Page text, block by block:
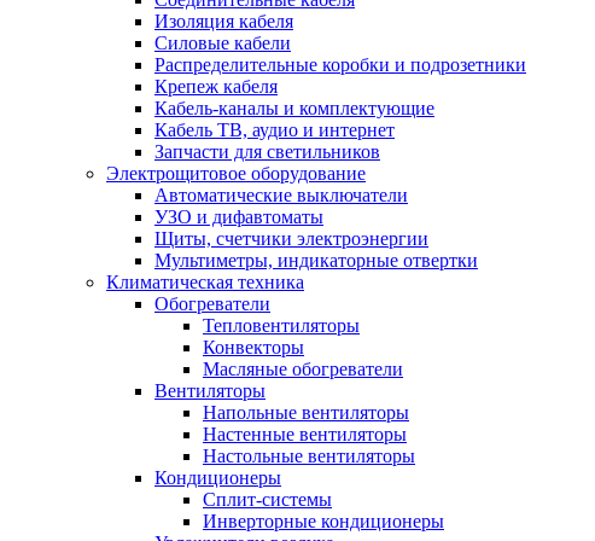
Изоляция кабеля
Силовые кабели
Распределительные коробки и подрозетники
Крепеж кабеля
Кабель-каналы и комплектующие
Кабель ТВ, аудио и интернет
Запчасти для светильников
Электрощитовое оборудование
Автоматические выключатели
УЗО и дифавтоматы
Щиты, счетчики электроэнергии
Мультиметры, индикаторные отвертки
Климатическая техника
Обогреватели
Тепловентиляторы
Конвекторы
Масляные обогреватели
Вентиляторы
Напольные вентиляторы
Настенные вентиляторы
Настольные вентиляторы
Кондиционеры
Сплит-системы
Инверторные кондиционеры